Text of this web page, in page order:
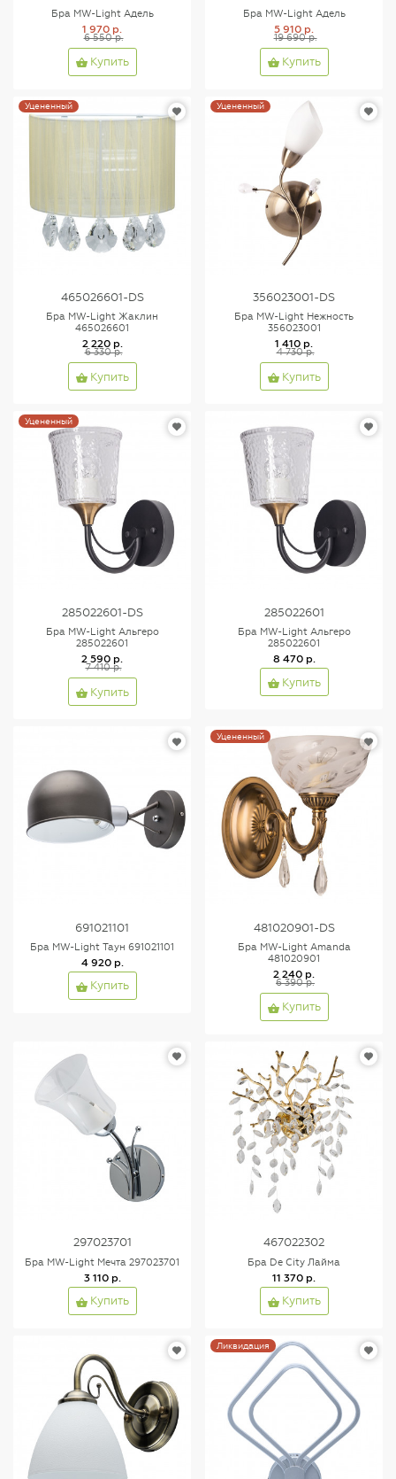
Бра MW-Light Адель
1 970 р.
6 550 р.
Купить
Бра MW-Light Адель
5 910 р.
19 690 р.
Купить
Уцененный
465026601-DS
Бра MW-Light Жаклин
465026601
2 220 р.
6 330 р.
Купить
Уцененный
356023001-DS
Бра MW-Light Нежность
356023001
1 410 р.
4 730 р.
Купить
Уцененный
285022601-DS
Бра MW-Light Альгеро
285022601
2 590 р.
7 410 р.
Купить
285022601
Бра MW-Light Альгеро
285022601
8 470 р.
Купить
691021101
Бра MW-Light Таун 691021101
4 920 р.
Купить
Уцененный
481020901-DS
Бра MW-Light Amanda
481020901
2 240 р.
6 390 р.
Купить
297023701
Бра MW-Light Мечта 297023701
3 110 р.
Купить
467022302
Бра De City Лайма
11 370 р.
Купить
Ликвидация